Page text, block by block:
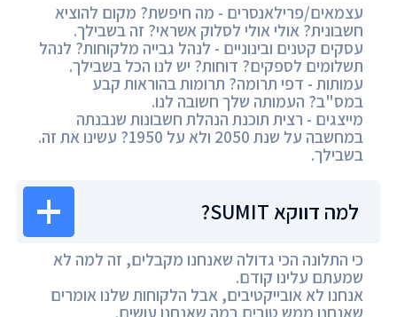
עצמאים/פרילאנסרים - מה חיפשת? מקום להוציא
חשבונית? אולי אולי לסלוק אשראי? זה בשבילך.
עסקים קטנים ובינוניים - לנהל גבייה מלקוחות? לנהל
תשלומים לספקים? דוחות? יש לנו הכל בשבילך.
עמותות - דפי תרומה? תרומות בהוראות קבע
במס"ב? העמותה שלך חשובה לנו.
מייצגים - רצית תוכנת הנהלת חשבונות שנבנתה
במחשבה על שנת 2050 ולא על 1950? עשינו את זה.
בשבילך.
למה דווקא SUMIT?
כי התלונה הכי גדולה שאנחנו מקבלים, זה למה לא
שמעתם עלינו קודם.
אנחנו לא אובייקטיבים, אבל הלקוחות שלנו אומרים
שאנחנו ממש טובים במה שאנחנו עושים.